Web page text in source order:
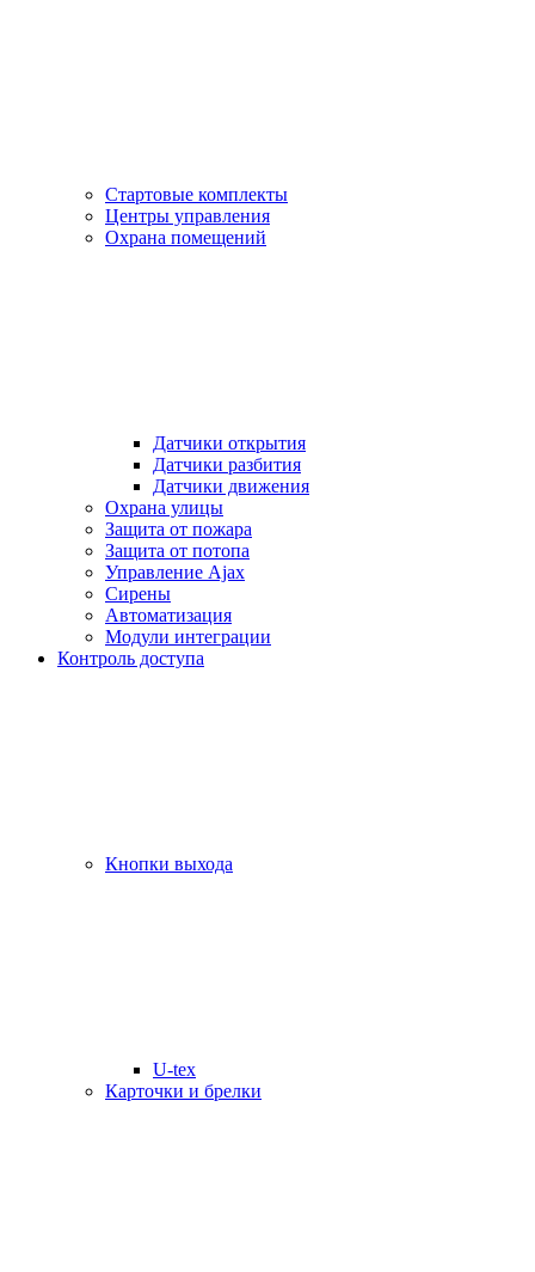
Стартовые комплекты
Центры управления
Охрана помещений
Датчики открытия
Датчики разбития
Датчики движения
Охрана улицы
Защита от пожара
Защита от потопа
Управление Ajax
Сирены
Автоматизация
Модули интеграции
Контроль доступа
Кнопки выхода
U-tex
Карточки и брелки